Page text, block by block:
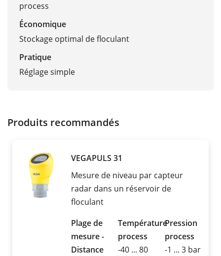
process
Économique
Stockage optimal de floculant
Pratique
Réglage simple
Produits recommandés
VEGAPULS 31
Mesure de niveau par capteur
radar dans un réservoir de
floculant
Plage de
mesure -
Distance
Température
process
-40 ... 80
Pression
process
-1 ... 3 bar